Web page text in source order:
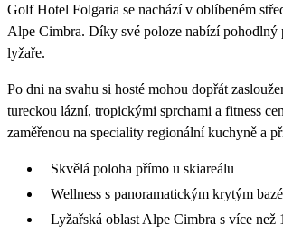
Golf Hotel Folgaria se nachází v oblíbeném
Alpe Cimbra. Díky své poloze nabízí pohodlný
lyžaře.
Po dni na svahu si hosté mohou dopřát
tureckou lázní, tropickými sprchami a fitness
zaměřenou na speciality regionální kuchyně a
Skvělá poloha přímo u skiareálu
Wellness s panoramatickým krytým
Lyžařská oblast Alpe Cimbra s více než